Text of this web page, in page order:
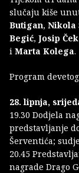
slučaju kiše
Butigan, Nikola
Begić, Josip
i Marta Kolega.
Program
28. lipnja,
19.30 Dodjela
predstavljanje
Šerventića;
20.45
nagrade Drago